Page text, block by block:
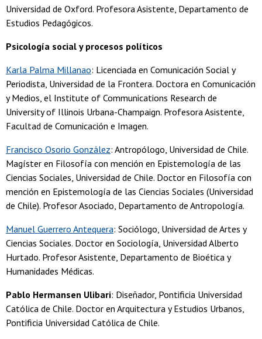
Universidad de Oxford. Profesora Asistente, Departamento de
Estudios Pedagógicos.
Psicología social y procesos políticos
Karla Palma Millanao: Licenciada en Comunicación Social y
Periodista, Universidad de la Frontera. Doctora en Comunicación
y Medios, el Institute of Communications Research de
University of Illinois Urbana-Champaign. Profesora Asistente,
Facultad de Comunicación e Imagen.
Francisco Osorio González: Antropólogo, Universidad de Chile.
Magíster en Filosofía con mención en Epistemología de las
Ciencias Sociales, Universidad de Chile. Doctor en Filosofía con
mención en Epistemología de las Ciencias Sociales (Universidad
de Chile). Profesor Asociado, Departamento de Antropología.
Manuel Guerrero Antequera: Sociólogo, Universidad de Artes y
Ciencias Sociales. Doctor en Sociología, Universidad Alberto
Hurtado. Profesor Asistente, Departamento de Bioética y
Humanidades Médicas.
Pablo Hermansen Ulibari: Diseñador, Pontificia Universidad
Católica de Chile. Doctor en Arquitectura y Estudios Urbanos,
Pontificia Universidad Católica de Chile.